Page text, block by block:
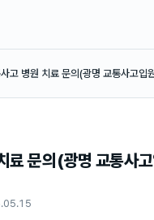
고 병원 치료 문의(광명 교통사고입
료 문의(광명 교통사